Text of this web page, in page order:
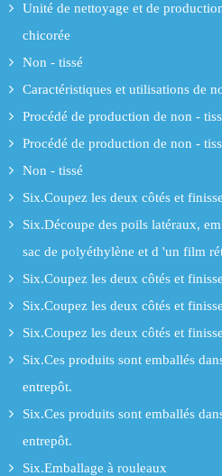
Unité de nettoyage et de
chicorée
Non - tissé
Caractéristiques et utilisations de
Procédé de production de non -
Procédé de production de non -
Non - tissé
Six.Coupez les deux côtés et
Six.Découpe des poils latéraux,
sac de polyéthylène et d 'un film
Six.Coupez les deux côtés et
Six.Coupez les deux côtés et
Six.Coupez les deux côtés et
Six.Ces produits sont emballés
entrepôt.
Six.Ces produits sont emballés
entrepôt.
Six.Emballage à rouleaux